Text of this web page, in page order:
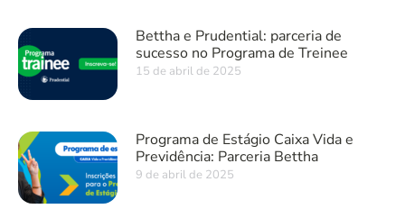
Bettha e Prudential: parceria de
sucesso no Programa de Treinee
15 de abril de 2025
Programa de Estágio Caixa Vida e
Previdência: Parceria Bettha
9 de abril de 2025